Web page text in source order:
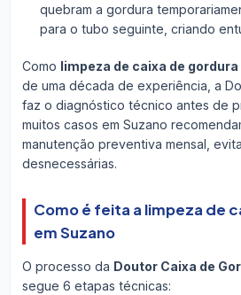
quebram a gordura
para o tubo seguinte, criando
Como limpeza de caixa de gordura
de uma década de experiência, a
faz o diagnóstico técnico antes de
muitos casos em Suzano
manutenção preventiva mensal,
desnecessárias.
Como é feita a limpeza de
em Suzano
O processo da Doutor Caixa de
segue 6 etapas técnicas: